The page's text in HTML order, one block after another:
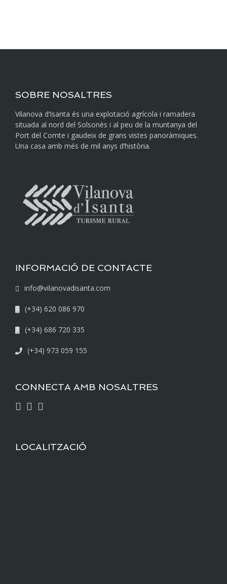
SOBRE NOSALTRES
Vilanova d‘Isanta és una explotació agrícola i ramadera
situada al nord del Solsonès i al peu de la muntanya del
Port del Comte i gaudeix de grans vistes panoràmiques.
Una casa amb més de mil anys d‘història.
INFORMACIÓ DE CONTACTE
info@vilanovadisanta.com
(+34) 620 086 970
(+34) 686 720 335
(+34) 973 059 155
CONNECTA AMB NOSALTRES
LOCALITZACIÓ